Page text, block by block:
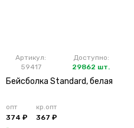
Артикул:
59417
Доступно:
29862 шт.
Бейсболка Standard, белая
опт
374 ₽
кр.опт
367 ₽